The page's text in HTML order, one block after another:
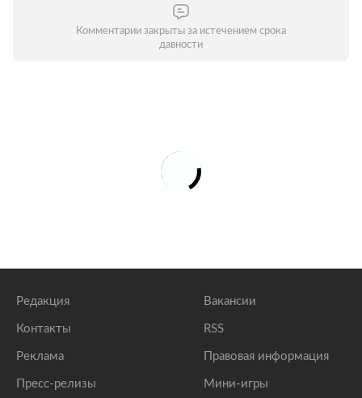
Комментарии закрыты за истечением срока
давности
Редакция
Контакты
Реклама
Пресс-релизы
Вакансии
RSS
Правовая информация
Мини-игры